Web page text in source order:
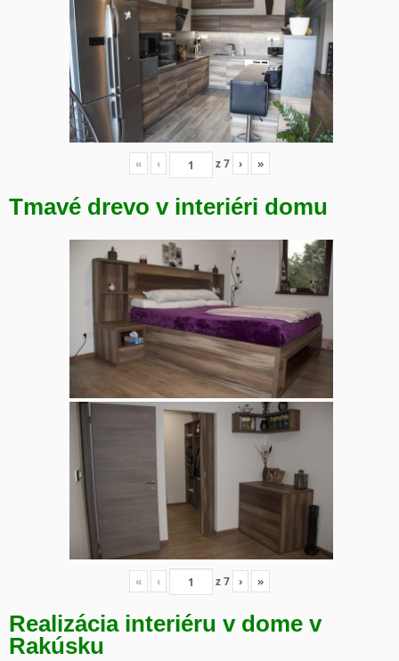
« ‹ z7 › »
Tmavé drevo v interiéri domu
« ‹ z7 › »
Realizácia interiéru v dome v
Rakúsku